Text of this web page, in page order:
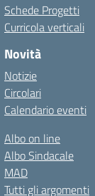
Schede Progetti
Curricola verticali
Novità
Notizie
Circolari
Calendario eventi
Albo on line
Albo Sindacale
MAD
Tutti gli argomenti